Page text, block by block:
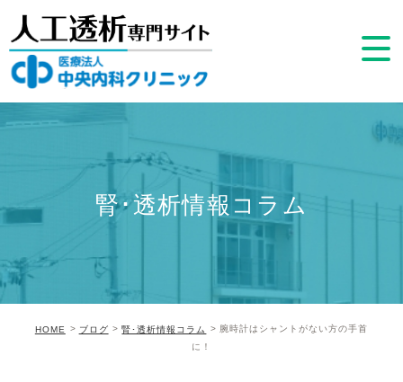
腎･透析情報コラム
HOME ブログ 腎･透析情報コラム
腕時計はシャントがない方の手首
に！